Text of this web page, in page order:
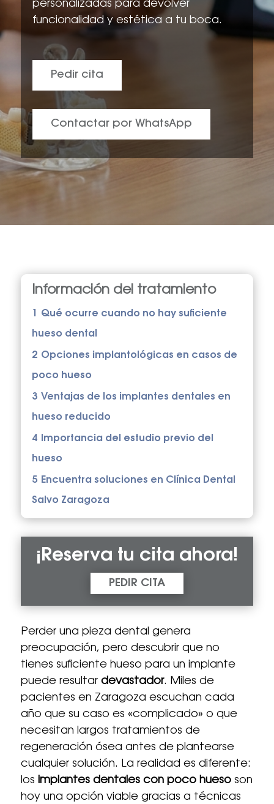
personalizadas para devolver
funcionalidad y estética a tu boca.
Pedir cita
Contactar por WhatsApp
Información del tratamiento
Qué ocurre cuando no hay suficiente
hueso dental
2 Opciones implantológicas en casos de
poco hueso
3 Ventajas de los implantes dentales en
hueso reducido
4 Importancia del estudio previo del
hueso
5 Encuentra soluciones en Clínica Dental
Salvo Zaragoza
¡Reserva tu cita ahora!
PEDIR CITA
Perder una pieza dental genera
preocupación, pero descubrir que no
tienes suficiente hueso para un implante
puede resultar devastador. Miles de
pacientes en Zaragoza escuchan cada
año que su caso es «complicado» o que
necesitan largos tratamientos de
regeneración ósea antes de plantearse
cualquier solución. La realidad es diferente:
los implantes dentales con poco huesoson
hoy una opción viable gracias a técnicas